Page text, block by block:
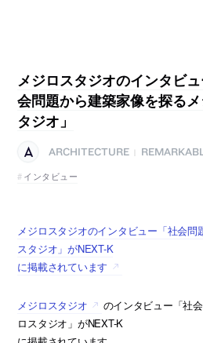
メジロスタジオのインタビ
会問題から建築家像を探る
タジオ」
ARCHITECTURE
インタビュー
メジロスタジオのインタビュー「社会問
スタジオ」がNEXT-K
に掲載されています
メジロスタジオ
のインタビュー「社
ロスタジオ」がNEXT-K